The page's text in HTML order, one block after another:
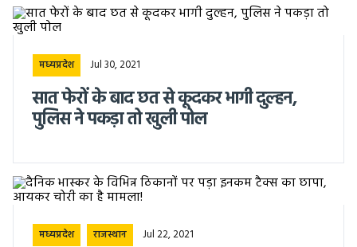
मध्यप्रदेश Jul 30, 2021
सात फेरों के बाद छत से कूदकर भागी दुल्हन,
पुलिस ने पकड़ा तो खुली पोल
मध्यप्रदेश राजस्थान Jul 22, 2021